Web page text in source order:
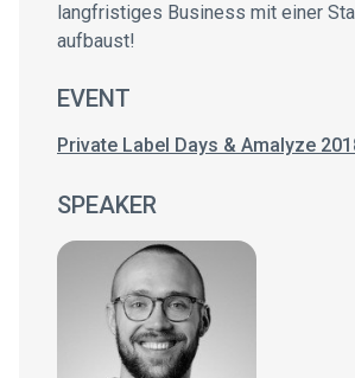
langfristiges Business mit einer
aufbaust!
EVENT
Private Label Days & Amalyze
SPEAKER